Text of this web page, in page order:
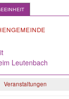
Leutenbach
Veranstaltungen